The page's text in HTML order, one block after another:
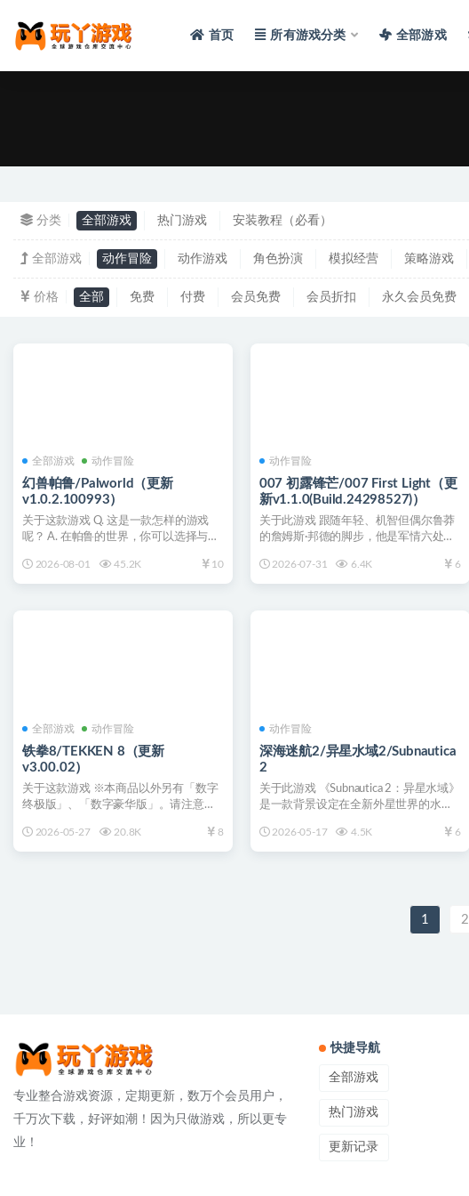
首页 所有游戏分类 全部游戏
分类 全部游戏 热门游戏 安装教程（必看）
全部游戏 动作冒险 动作游戏 角色扮演 模拟经营 策略游戏
价格 全部 免费 付费 会员免费 会员折扣 永久会员免费
全部游戏 动作冒险
幻兽帕鲁/Palworld（更新
v1.0.2.100993）
关于这款游戏 Q. 这是一款怎样的游戏
呢？ A. 在帕鲁的世界，你可以选择与神
2026-08-01
45.2K 10
动作冒险
007 初露锋芒/007 First Light（更
新v1.1.0(Build.24298527)）
关于此游戏 跟随年轻、机智但偶尔鲁莽
的詹姆斯·邦德的脚步，他是军情六处训
2026-07-31
6.4K 6
全部游戏 动作冒险
铁拳8/TEKKEN 8（更新
v3.00.02）
关于这款游戏 ※本商品以外另有「数字
终极版」、「数字豪华版」。请注意勿
2026-05-27
20.8K 8
动作冒险
深海迷航2/异星水域2/Subnautica
2
关于此游戏 《Subnautica 2：异星水域》
是一款背景设定在全新外星世界的水下
2026-05-17
4.5K 6
1 2
专业整合游戏资源，定期更新，数万个会员用户，
千万次下载，好评如潮！因为只做游戏，所以更专
业！
快捷导航
全部游戏
热门游戏
更新记录